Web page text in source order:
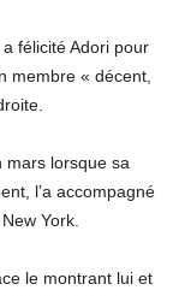
félicité Adori pour
membre « décent,
mars lorsque sa
l’a accompagné
York.
le montrant lui et